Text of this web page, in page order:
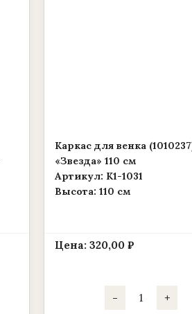
Каркас для венка
«Звезда» 110 см
Артикул: К1-1031
Высота: 110 см
Цена: 320,00 ₽
- товара +